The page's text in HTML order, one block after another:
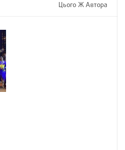
Цього Ж Автора